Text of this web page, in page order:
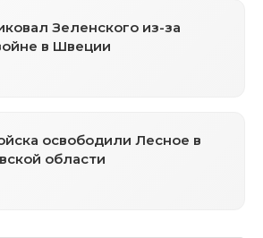
Зеленского из-за
в Швеции
освободили Лесное в
области